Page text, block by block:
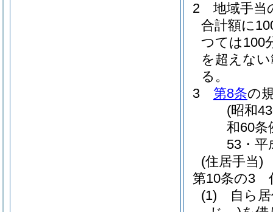
2
地域手当
合計額に
つては100
を超えな
る。
3
第8条の
(昭和
和60条
53・平
(住居手当)
第10条の3
(1)
自ら